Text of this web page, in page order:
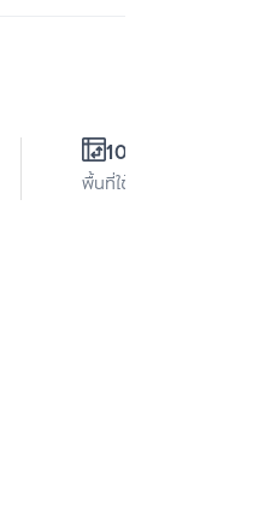
100 ตร.ม.
พื้นที่ใช้สอย